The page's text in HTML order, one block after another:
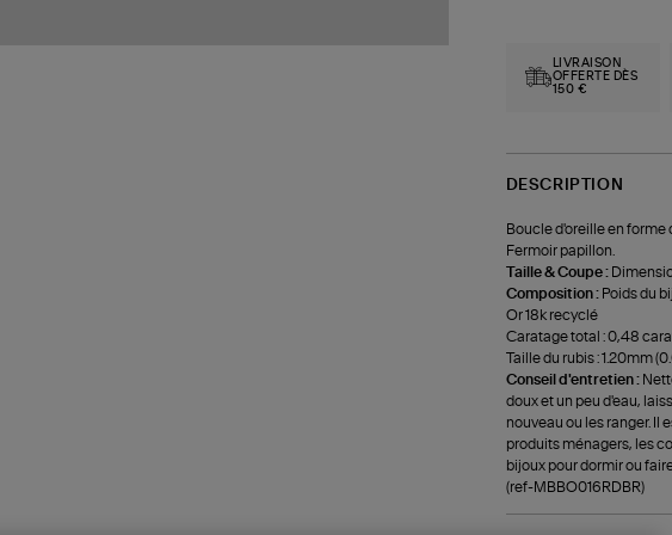
LIVRAISON
OFFERTE DÈS
150 €
DESCRIPTION
Boucle d'oreille en forme
Fermoir papillon.
Taille & Coupe :
Composition : Poids du
Or 18k recyclé
Caratage total : 0,48
Taille du rubis : 1.20mm
Conseil d'entretien :
doux et un peu d'eau,
nouveau ou les ranger. Il
produits ménagers, les
bijoux pour dormir ou
(ref-MBBO016RDBR)